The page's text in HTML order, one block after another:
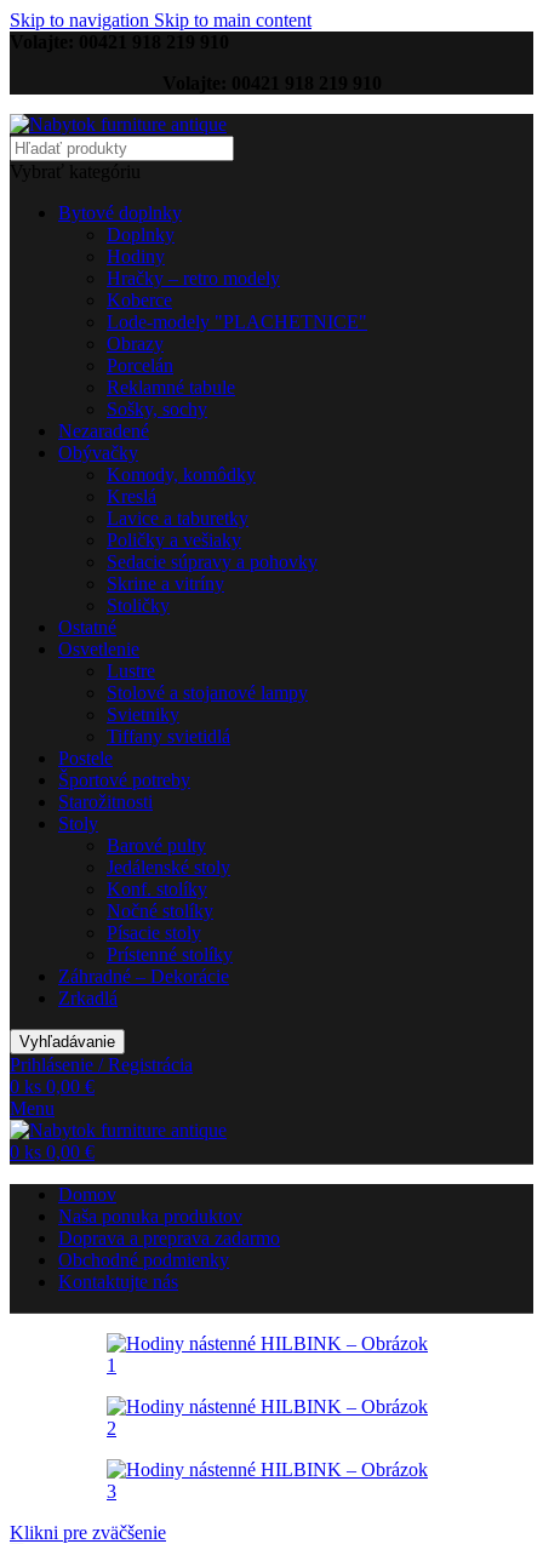
Skip to navigation Skip to main content
Vybrať kategóriu
Bytové doplnky
Doplnky
Hodiny
Hračky – retro modely
Koberce
Lode-modely "PLACHETNICE"
Obrazy
Porcelán
Reklamné tabule
Sošky, sochy
Nezaradené
Obývačky
Komody, komôdky
Kreslá
Lavice a taburetky
Poličky a vešiaky
Sedacie súpravy a pohovky
Skrine a vitríny
Stoličky
Ostatné
Osvetlenie
Lustre
Stolové a stojanové lampy
Svietniky
Tiffany svietidlá
Postele
Športové potreby
Starožitnosti
Stoly
Barové pulty
Jedálenské stoly
Konf. stolíky
Nočné stolíky
Písacie stoly
Prístenné stolíky
Záhradné – Dekorácie
Zrkadlá
Vyhľadávanie
Prihlásenie / Registrácia
0 ks 0,00 €
Menu
0 ks 0,00 €
Domov
Naša ponuka produktov
Doprava a preprava zadarmo
Obchodné podmienky
Kontaktujte nás
Klikni pre zväčšenie